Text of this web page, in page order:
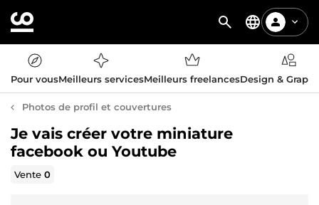
Pour vousMeilleurs servicesMeilleurs freelancesDesign &
Photos de profil et couvertures
Je vais créer votre miniature
facebook ou Youtube
Vente0